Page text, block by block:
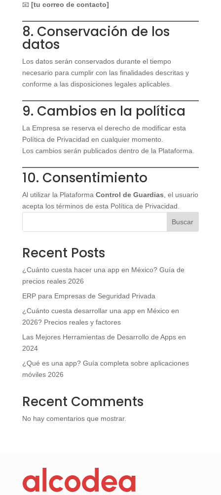
📧 [tu correo de contacto]
8. Conservación de los
datos
Los datos serán conservados durante el tiempo
necesario para cumplir con las finalidades descritas y
conforme a las disposiciones legales aplicables.
9. Cambios en la política
La Empresa se reserva el derecho de modificar esta
Política de Privacidad en cualquier momento.
Los cambios serán publicados dentro de la Plataforma.
10. Consentimiento
Al utilizar la Plataforma Control de Guardias , el usuario
acepta los términos de esta Política de Privacidad.
Buscar
Recent Posts
¿Cuánto cuesta hacer una app en México? Guía de
precios reales 2026
ERP para Empresas de Seguridad Privada
¿Cuánto cuesta desarrollar una app en México en
2026? Precios reales y factores
Las Mejores Herramientas de Desarrollo de Apps en
2024
¿Qué es una app? Guía completa sobre aplicaciones
móviles 2026
Recent Comments
No hay comentarios que mostrar.